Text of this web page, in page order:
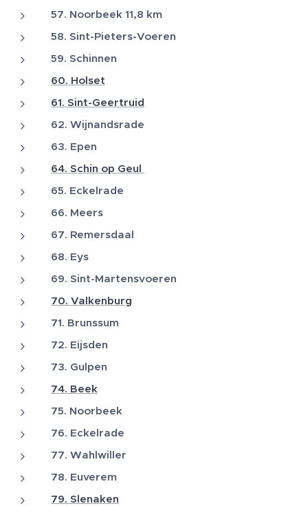
57. Noorbeek 11,8 km
58. Sint-Pieters-Voeren
59. Schinnen
60. Holset
61. Sint-Geertruid
62. Wijnandsrade
63. Epen
64. Schin op Geul
65. Eckelrade
66. Meers
67. Remersdaal
68. Eys
69. Sint-Martensvoeren
70. Valkenburg
71. Brunssum
72. Eijsden
73. Gulpen
74. Beek
75. Noorbeek
76. Eckelrade
77. Wahlwiller
78. Euverem
79. Slenaken